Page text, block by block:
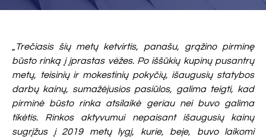
Trečiasis šių metų ketvirtis, panašu, grąžino pirminę
būsto rinką į įprastas vėžes. Po iššūkių kupinų pusantrų
metų, teisinių ir mokestinių pokyčių, išaugusių statybos
darbų kainų, sumažėjusios pasiūlos, galima teigti, kad
pirminė būsto rinka atsilaikė geriau nei buvo galima
tikėtis. Rinkos aktyvumui nepaisant išaugusių kainų
sugrįžus į 2019 metų lygį, kurie, beje, buvo laikomi